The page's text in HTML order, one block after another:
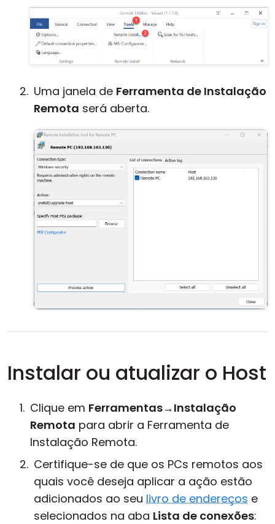
Uma janela de Ferramenta de Instalação
Remota será aberta.
Instalar ou atualizar o Host
Clique em Ferramentas→Instalação
Remota para abrir a Ferramenta de
Instalação Remota.
Certifique-se de que os PCs remotos aos
quais você deseja aplicar a ação estão
adicionados ao seu livro de endereços e
selecionados na aba Lista de conexões: